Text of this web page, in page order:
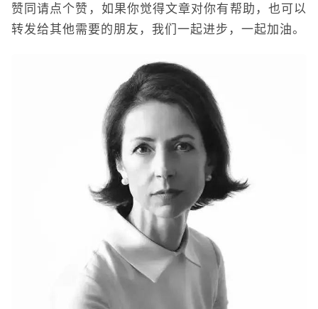
赞同请点个赞，如果你觉得文章对你有帮助，也可以
转发给其他需要的朋友，我们一起进步，一起加油。